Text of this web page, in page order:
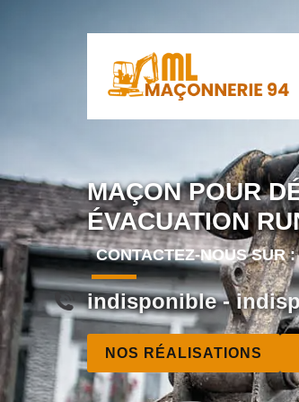
MAÇON POUR
ÉVACUATION
CONTACTEZ-NOUS SUR :
indisponible-
NOS RÉALISATIONS